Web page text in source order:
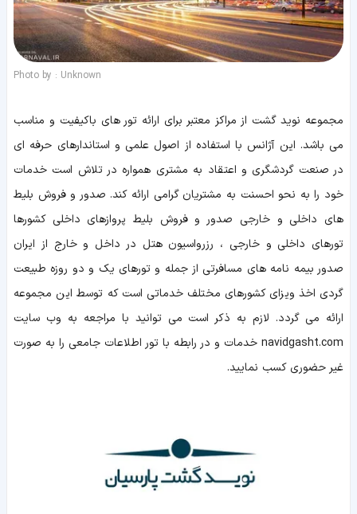
Photo by : Unknown
مجموعه نوید گشت از مراکز معتبر برای ارائه تور های باکیفیت و مناسب
می باشد. این آژانس با استفاده از اصول علمی و استاندارهای حرفه ای
در صنعت گردشگری و اعتقاد به مشتری همواره در تلاش است خدمات
خود را به نحو احسنت به مشتریان گرامی ارائه کند. صدور و فروش بلیط
های داخلی و خارجی صدور و فروش بلیط پروازهای داخلی کشورها
تورهای داخلی و خارجی ، رزرواسیون هتل در داخل و خارج از ایران
صدور بیمه نامه های مسافرتی از جمله و تورهای یک و دو روزه طبیعت
گردی اخذ ویزای کشورهای مختلف خدماتی است که توسط این مجموعه
ارائه می گردد. لازم به ذکر است می توانید با مراجعه به وب سایت
navidgasht.com خدمات و در رابطه با تور اطلاعات جامعی را به صورت
غیر حضوری کسب نمایید.